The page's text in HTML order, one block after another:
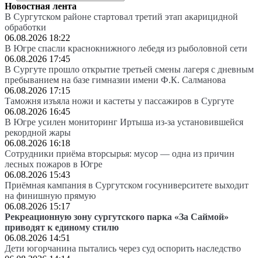
Новостная лента
В Сургутском районе стартовал третий этап акарицидной
обработки
06.08.2026 18:22
В Югре спасли краснокнижного лебедя из рыболовной сети
06.08.2026 17:45
В Сургуте прошло открытие третьей смены лагеря с дневным
пребыванием на базе гимназии имени Ф.К. Салманова
06.08.2026 17:15
Таможня изъяла ножи и кастеты у пассажиров в Сургуте
06.08.2026 16:45
В Югре усилен мониторинг Иртыша из-за установившейся
рекордной жары
06.08.2026 16:18
Сотрудники приёма вторсырья: мусор — одна из причин
лесных пожаров в Югре
06.08.2026 15:43
Приёмная кампания в Сургутском госуниверситете выходит
на финишную прямую
06.08.2026 15:17
Рекреационную зону сургутского парка «За Саймой»
приводят к единому стилю
06.08.2026 14:51
Дети югорчанина пытались через суд оспорить наследство